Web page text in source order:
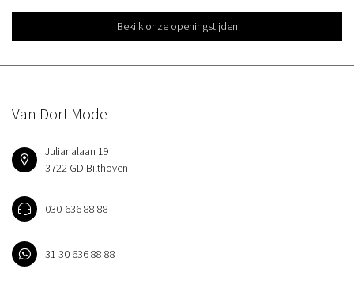
Bekijk onze openingstijden
Van Dort Mode
Julianalaan 19
3722 GD Bilthoven
030-636 88 88
31 30 636 88 88